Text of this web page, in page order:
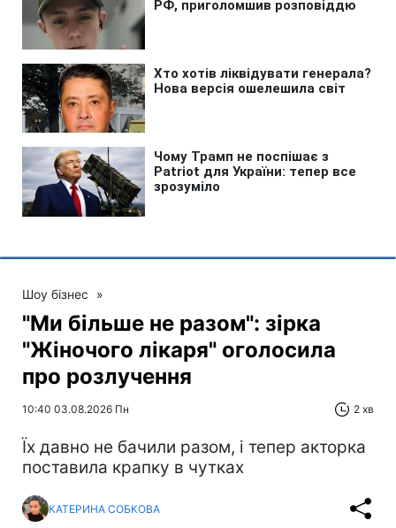
Шоу бізнес »
"Ми більше не разом": зірка
"Жіночого лікаря" оголосила
про розлучення
10:40 03.08.2026 Пн 2 хв
Їх давно не бачили разом, і тепер акторка
поставила крапку в чутках
КАТЕРИНА СОБКОВА